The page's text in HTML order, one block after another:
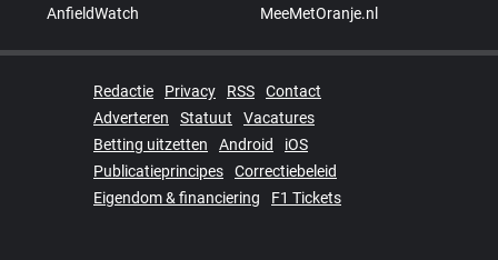
AnfieldWatch
MeeMetOranje.nl
Redactie Privacy RSS
Contact
Adverteren
Statuut
Vacatures
Betting uitzetten
Android
iOS
Publicatieprincipes
Correctiebeleid
Eigendom & financiering
F1 Tickets